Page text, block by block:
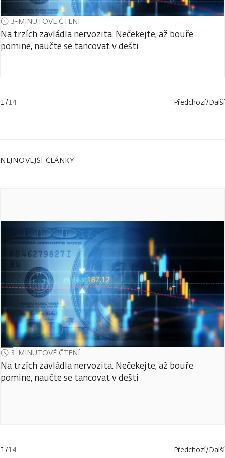
3-MINUTOVÉ ČTENÍ
Na trzích zavládla nervozita. Nečekejte, až bouře
pomine, naučte se tancovat v dešti
1/14 Předchozí/Další
NEJNOVĚJŠÍ ČLÁNKY
3-MINUTOVÉ ČTENÍ
Na trzích zavládla nervozita. Nečekejte, až bouře
pomine, naučte se tancovat v dešti
1/14 Předchozí/Další